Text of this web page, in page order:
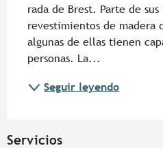
rada de Brest. Parte de
revestimientos de madera
algunas de ellas tienen
personas. La...
Seguir leyendo
Servicios